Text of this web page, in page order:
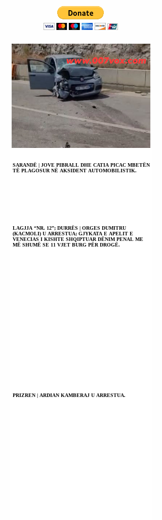
UKRAINË;
PRESIDENTIT
MAKRON ËSHTË
SARANDË | JOVE PIBRALL DHE CATIA PICAC MBETËN
TË PLAGOSUR NË AKSIDENT AUTOMOBILISTIK.
LAGJJA “NR. 12”; DURRËS | ORGES DUMITRU
(KACMOLI) U ARRESTUA; GJYKATA E APELIT E
VENECIAS I KISHTE SHQIPTUAR DËNIM PENAL ME
MË SHUMË SE 11 VJET BURG PËR DROGË.
PRIZREN | ARDIAN KAMBERAJ U ARRESTUA.